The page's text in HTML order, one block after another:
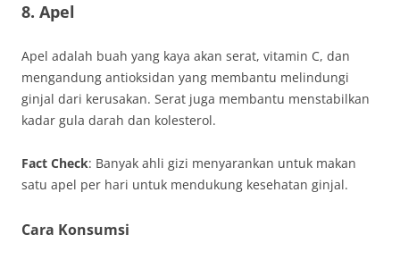
8. Apel
Apel adalah buah yang kaya akan serat, vitamin C, dan
mengandung antioksidan yang membantu melindungi
ginjal dari kerusakan. Serat juga membantu menstabilkan
kadar gula darah dan kolesterol.
Fact Check: Banyak ahli gizi menyarankan untuk makan
satu apel per hari untuk mendukung kesehatan ginjal.
Cara Konsumsi